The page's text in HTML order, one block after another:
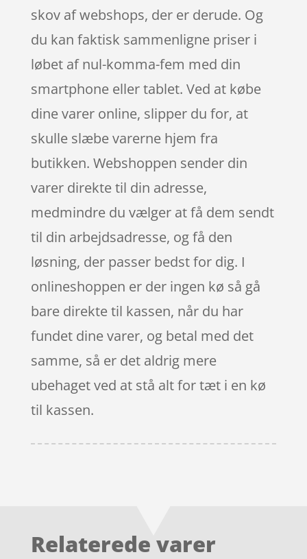
skov af webshops, der er derude. Og
du kan faktisk sammenligne priser i
løbet af nul-komma-fem med din
smartphone eller tablet. Ved at købe
dine varer online, slipper du for, at
skulle slæbe varerne hjem fra
butikken. Webshoppen sender din
varer direkte til din adresse,
medmindre du vælger at få dem sendt
til din arbejdsadresse, og få den
løsning, der passer bedst for dig. I
onlineshoppen er der ingen kø så gå
bare direkte til kassen, når du har
fundet dine varer, og betal med det
samme, så er det aldrig mere
ubehaget ved at stå alt for tæt i en kø
til kassen.
Relaterede varer